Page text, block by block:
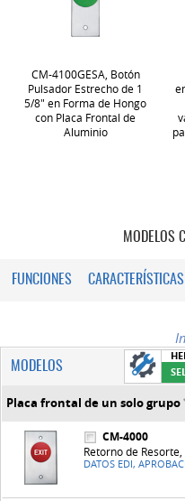
CM-4100GESA, Botón
Pulsador Estrecho de 1
5/8" en Forma de Hongo
con Placa Frontal de
Aluminio
MODELOS
FUNCIONES
MODELOS
Placa frontal de un solo grupo
CM-4000
Retorno de
DATOS EDI,